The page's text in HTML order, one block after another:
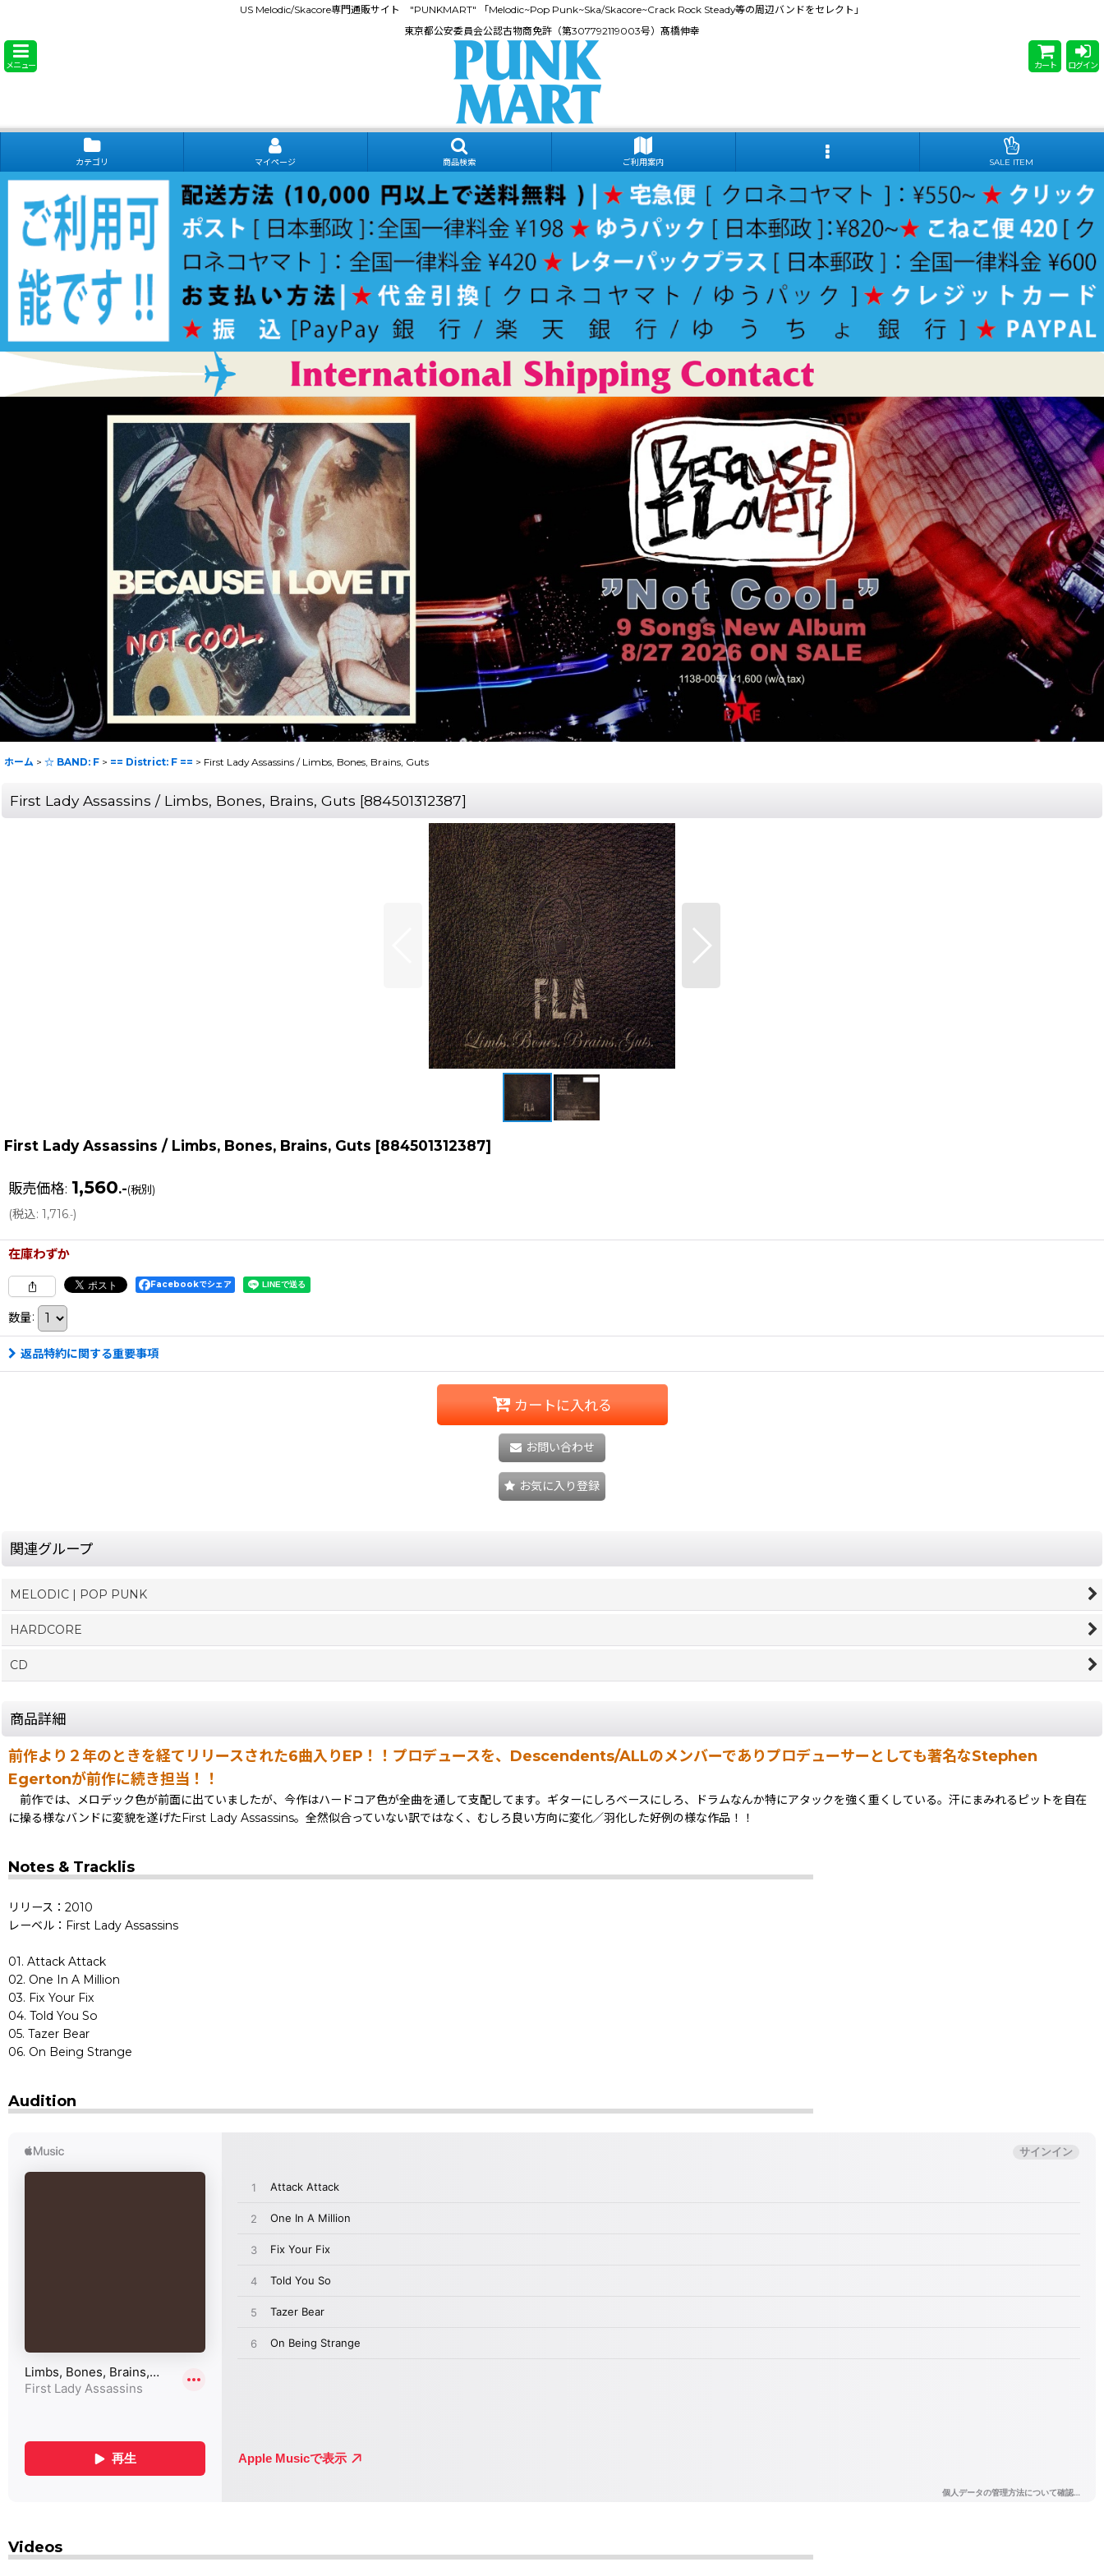
US Melodic/Skacore専門通販サイト "PUNKMART" 「Melodic~Pop Punk~Ska/Skacore~Crack Rock Steady等の周辺バンドをセレクト」
東京都公安委員会公認古物商免許（第307792119003号）髙橋伸幸
メニュー カート ログイン
カテゴリ マイページ 商品検索 ご利用案内 SALE ITEM
ホーム > ☆ BAND: F > == District: F == > First Lady Assassins / Limbs, Bones, Brains, Guts
First Lady Assassins / Limbs, Bones, Brains, Guts [884501312387]
First Lady Assassins / Limbs, Bones, Brains, Guts [884501312387]
販売価格: 1,560.-(税別)
(税込: 1,716.-)
在庫わずか
Facebookでシェア
数量:
返品特約に関する重要事項
カートに入れる
お問い合わせ
お気に入り登録
関連グループ
MELODIC | POP PUNK
HARDCORE
CD
商品詳細
前作より２年のときを経てリリースされた6曲入りEP！！プロデュースを、Descendents/ALLのメンバーでありプロデューサーとしても著名なStephen
Egertonが前作に続き担当！！
前作では、メロデック色が前面に出ていましたが、今作はハードコア色が全曲を通して支配してます。ギターにしろベースにしろ、ドラムなんか特にアタックを強く重くしている。汗にまみれるピットを自在
に操る様なバンドに変貌を遂げたFirst Lady Assassins。全然似合っていない訳ではなく、むしろ良い方向に変化／羽化した好例の様な作品！！
Notes & Tracklis
リリース：2010
レーベル：First Lady Assassins
01. Attack Attack
02. One In A Million
03. Fix Your Fix
04. Told You So
05. Tazer Bear
06. On Being Strange
Audition
Videos